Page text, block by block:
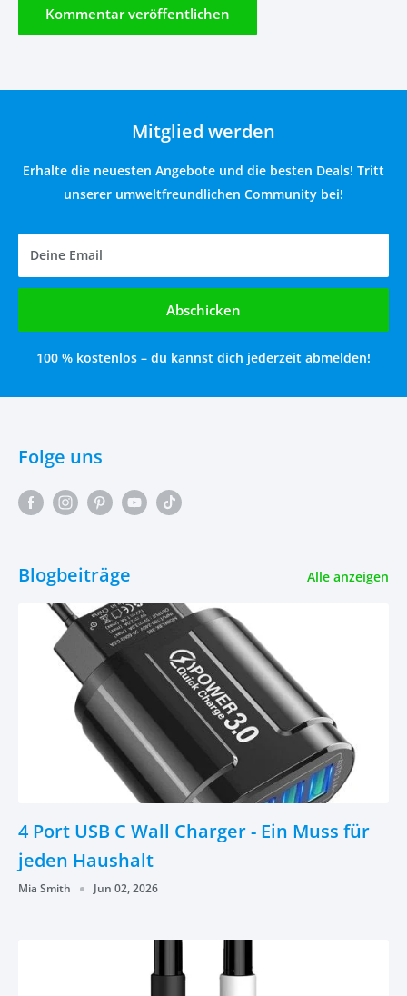
Kommentar veröffentlichen
Mitglied werden
Erhalte die neuesten Angebote und die besten Deals! Tritt
unserer umweltfreundlichen Community bei!
Deine Email
Abschicken
100 % kostenlos – du kannst dich jederzeit abmelden!
Folge uns
Blogbeiträge Alle anzeigen
4 Port USB C Wall Charger - Ein Muss für
jeden Haushalt
Mia Smith Jun 02, 2026